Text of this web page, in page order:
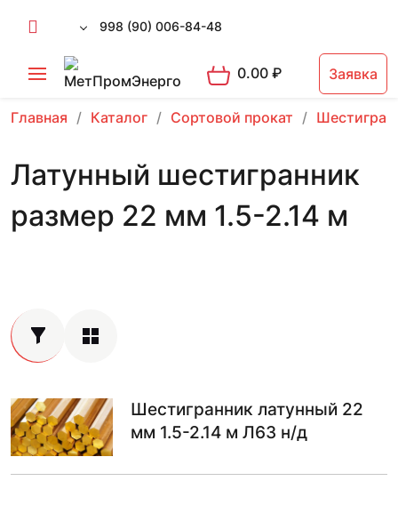
998 (90) 006-84-48
0.00₽ Заявка
Главная Каталог Сортовой прокат
Латунный шестигранник
размер 22 мм 1.5-2.14 м
Шестигранник латунный 22
мм 1.5-2.14 м Л63 н/д